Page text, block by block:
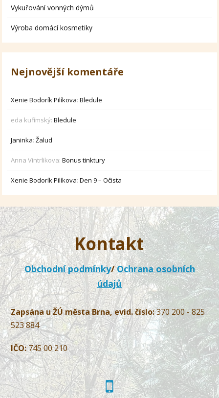
Vykuřování vonných dýmů
Výroba domácí kosmetiky
Nejnovější komentáře
Xenie Bodorík Pilíkova:Bledule
eda kuřímský:Bledule
Janinka:Žalud
Anna Vintrlikova:Bonus tinktury
Xenie Bodorík Pilíkova:Den 9 – Očista
Kontakt
Obchodní podmínky/Ochrana osobních
údajů
Zapsána u ŽÚ města Brna, evid. číslo:370 200 - 825
523 884
IČO:745 00 210